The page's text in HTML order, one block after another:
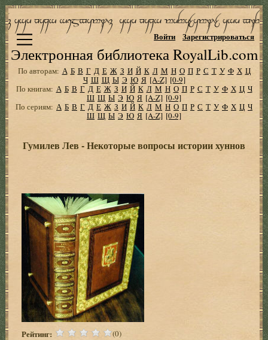
Электронная библиотека RoyalLib.com
Войти Зарегистрироваться
По авторам: А Б В Г Д Е Ж З И Й К Л М Н О П Р С Т У Ф Х Ц
Ч Ш Щ Ы Э Ю Я [A-Z] [0-9]
По книгам: А Б В Г Д Е Ж З И Й К Л М Н О П Р С Т У Ф Х Ц Ч
Ш Щ Ы Э Ю Я [A-Z] [0-9]
По сериям: А Б В Г Д Е Ж З И Й К Л М Н О П Р С Т У Ф Х Ц Ч
Ш Щ Ы Э Ю Я [A-Z] [0-9]
Гумилев Лев - Некоторые вопросы истории хуннов
Рейтинг: (0)